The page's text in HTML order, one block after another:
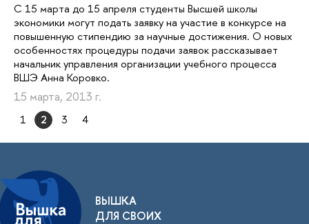
C 15 марта до 15 апреля студенты Высшей школы
экономики могут подать заявку на участие в конкурсе на
повышенную стипендию за научные достижения. О новых
особенностях процедуры подачи заявок рассказывает
начальник управления организации учебного процесса
ВШЭ Анна Коровко.
15 марта, 2013 г.
1 2 3 4
ВЫШКА
ДЛЯ СВОИХ